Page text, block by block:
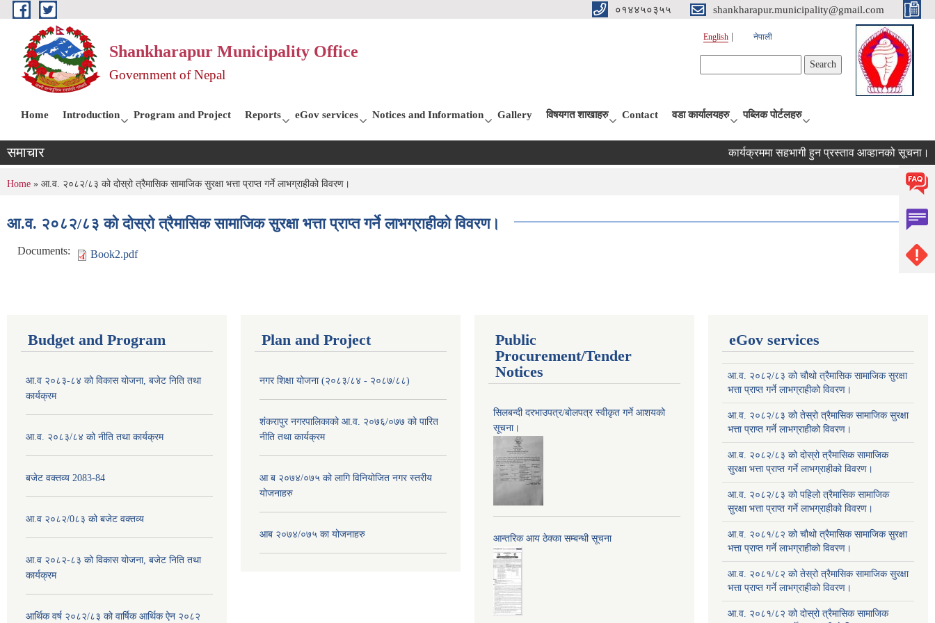
Skip to main content ०१४४५०३५५ shankharapur.municipality@gmail.com
Shankharapur Municipality Office
Government of Nepal
English नेपाली
Home Introduction Program and Project Reports eGov services Notices and Information Gallery विषयगत शाखाहरु Contact वडा कार्यालयहरु पब्लिक पोर्टलहरु
समाचार कार्यक्रममा सहभागी हुन प्रस्ताव आव्हानको सूचना।
You are here
Home » आ.व. २०८२/८३ को दोस्रो त्रैमासिक सामाजिक सुरक्षा भत्ता प्राप्त गर्ने लाभग्राहीको विवरण।
आ.व. २०८२/८३ को दोस्रो त्रैमासिक सामाजिक सुरक्षा भत्ता प्राप्त गर्ने लाभग्राहीको विवरण।
Documents: Book2.pdf
Budget and Program
आ.व २०८३-८४ को विकास योजना, बजेट निति तथा
कार्यक्रम
आ.व. २०८३/८४ को नीति तथा कार्यक्रम
बजेट वक्तव्य 2083-84
आ.व २०८२/0८३ को बजेट वक्तव्य
आ.व २०८२-८३ को विकास योजना, बजेट निति तथा
कार्यक्रम
आर्थिक वर्ष २०८२/८३ को वार्षिक आर्थिक ऐन २०८२
Plan and Project
नगर शिक्षा योजना (२०८३/८४ - २०८७/८८)
शंकरापुर नगरपालिकाको आ.व. २०७६/०७७ को पारित
नीति तथा कार्यक्रम
आ ब २०७४/०७५ को लागि विनियोजित नगर स्तरीय
योजनाहरु
आब २०७४/०७५ का योजनाहरु
Public
Procurement/Tender
Notices
सिलबन्दी दरभाउपत्र/बोलपत्र स्वीकृत गर्ने आशयको
सूचना।
आन्तरिक आय ठेक्का सम्बन्धी सूचना
eGov services
आ.व. २०८२/८३ को चौथो त्रैमासिक सामाजिक सुरक्षा
भत्ता प्राप्त गर्ने लाभग्राहीको विवरण।
आ.व. २०८२/८३ को तेस्रो त्रैमासिक सामाजिक सुरक्षा
भत्ता प्राप्त गर्ने लाभग्राहीको विवरण।
आ.व. २०८२/८३ को दोस्रो त्रैमासिक सामाजिक
सुरक्षा भत्ता प्राप्त गर्ने लाभग्राहीको विवरण।
आ.व. २०८२/८३ को पहिलो त्रैमासिक सामाजिक
सुरक्षा भत्ता प्राप्त गर्ने लाभग्राहीको विवरण।
आ.व. २०८१/८२ को चौथो त्रैमासिक सामाजिक सुरक्षा
भत्ता प्राप्त गर्ने लाभग्राहीको विवरण।
आ.व. २०८१/८२ को तेस्रो त्रैमासिक सामाजिक सुरक्षा
भत्ता प्राप्त गर्ने लाभग्राहीको विवरण।
आ.व. २०८१/८२ को दोस्रो त्रैमासिक सामाजिक